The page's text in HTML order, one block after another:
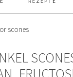
scones